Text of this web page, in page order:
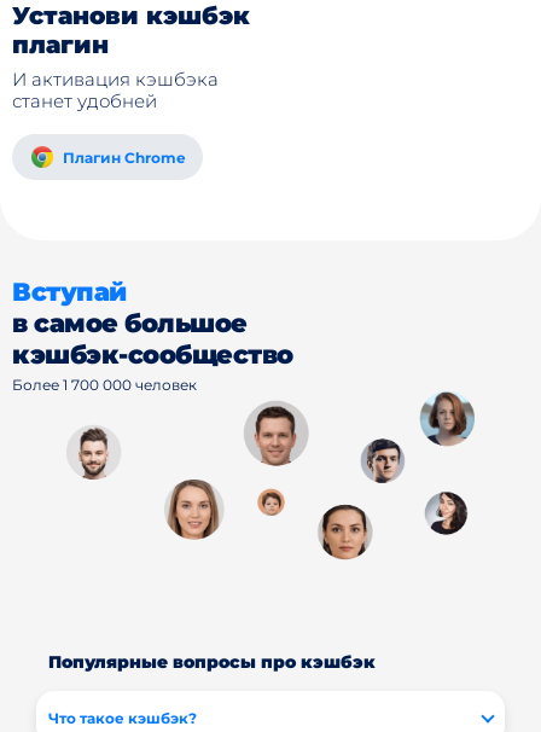
Установи кэшбэк
плагин
И активация кэшбэка
станет удобней
Плагин Chrome
Вступай
в самое большое
кэшбэк-сообщество
Более 1 700 000 человек
Популярные вопросы про кэшбэк
Что такое кэшбэк?